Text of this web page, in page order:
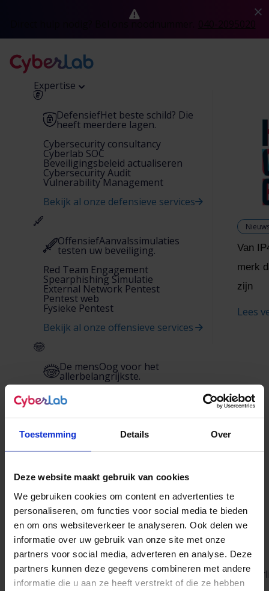
Toestemming Details Over
Deze website maakt gebruik van cookies
We gebruiken cookies om content en advertenties te
personaliseren, om functies voor social media te bieden
en om ons websiteverkeer te analyseren. Ook delen we
informatie over uw gebruik van onze site met onze
partners voor social media, adverteren en analyse. Deze
partners kunnen deze gegevens combineren met andere
informatie die u aan ze heeft verstrekt of die ze hebben
Expertise
DefensiefHet beste schild? Die
heeft meerdere lagen.
Cybersecurity consultancy
Cyberlab SOC
Beveiligingsbeleid actualiseren
Cybersecurity Audit
Vulnerability Management
Bekijk al onze defensieve services
OffensiefAanvalssimulaties
testen uw beveiliging.
Red Team Engagement
Spearphishing Simulatie
External Network Pentest
Pentest web
Fysieke Pentest
Bekijk al onze offensieve services
De mensOog voor het
allerbelangrijkste.
NoodnummerHulp en
Van
merk
zijn
Lees
Pentest
Over ons
Over onsVeiligheid zit hem in het voorzien van
gevolgen.
Werken bij CyberlabUitdagend werk? De kans om
jezelf te ontwikkelen? En dat in alle vrijheid?